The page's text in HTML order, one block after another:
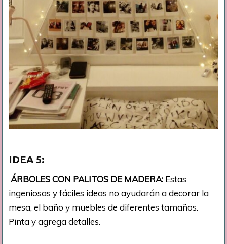
IDEA 5:
ÁRBOLES CON PALITOS DE MADERA: Estas
ingeniosas y fáciles ideas no ayudarán a decorar la
mesa, el baño y muebles de diferentes tamaños.
Pinta y agrega detalles.